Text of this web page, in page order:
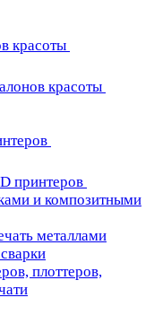
красоты
красоты
принтеров
и композитными
металлами
плоттеров,